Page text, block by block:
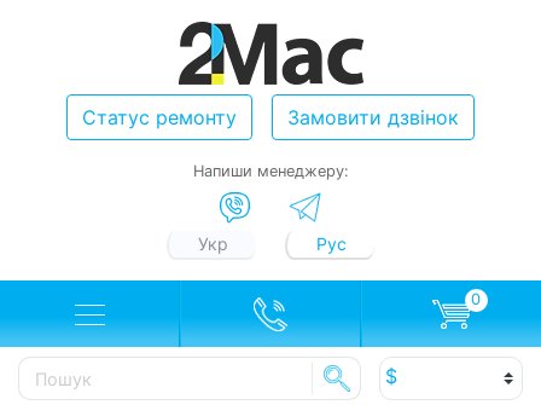
Статус ремонту Замовити дзвінок
Напиши менеджеру:
Укр Рус
0